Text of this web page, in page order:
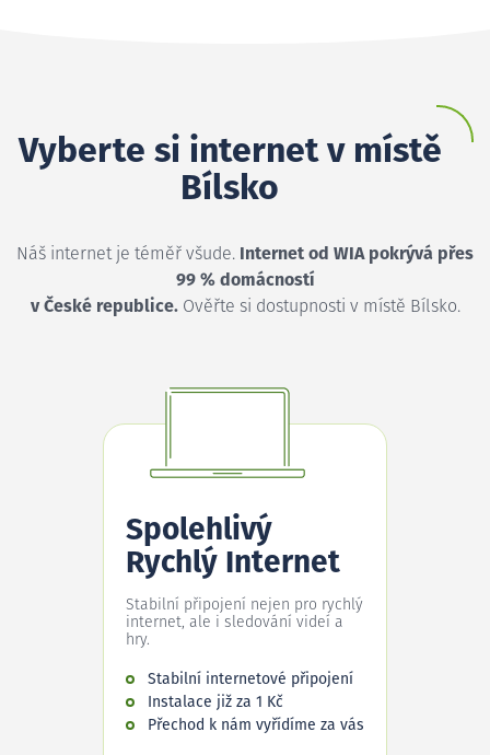
Vyberte si internet v místě
Bílsko
Náš internet je téměř všude. Internet od WIA pokrývá přes
99 % domácností
v České republice.Ověřte si dostupnosti v místě Bílsko.
Spolehlivý
Rychlý Internet
Stabilní připojení nejen pro rychlý
internet, ale i sledování videí a
hry.
Stabilní internetové připojení
Instalace již za 1 Kč
Přechod k nám vyřídíme za vás